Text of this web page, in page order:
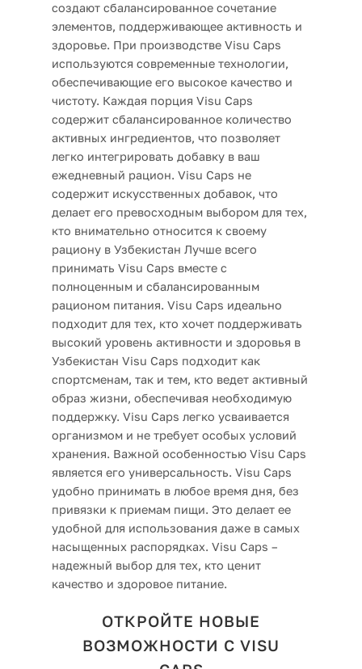
создают сбалансированное сочетание
элементов, поддерживающее активность и
здоровье. При производстве Visu Caps
используются современные технологии,
обеспечивающие его высокое качество и
чистоту. Каждая порция Visu Caps
содержит сбалансированное количество
активных ингредиентов, что позволяет
легко интегрировать добавку в ваш
ежедневный рацион. Visu Caps не
содержит искусственных добавок, что
делает его превосходным выбором для тех,
кто внимательно относится к своему
рациону в Узбекистан Лучше всего
принимать Visu Caps вместе с
полноценным и сбалансированным
рационом питания. Visu Caps идеально
подходит для тех, кто хочет поддерживать
высокий уровень активности и здоровья в
Узбекистан Visu Caps подходит как
спортсменам, так и тем, кто ведет активный
образ жизни, обеспечивая необходимую
поддержку. Visu Caps легко усваивается
организмом и не требует особых условий
хранения. Важной особенностью Visu Caps
является его универсальность. Visu Caps
удобно принимать в любое время дня, без
привязки к приемам пищи. Это делает ее
удобной для использования даже в самых
насыщенных распорядках. Visu Caps –
надежный выбор для тех, кто ценит
качество и здоровое питание.
ОТКРОЙТЕ НОВЫЕ
ВОЗМОЖНОСТИ С VISU